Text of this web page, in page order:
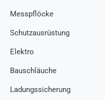
Messpflöcke
Schutzausrüstung
Elektro
Bauschläuche
Ladungssicherung